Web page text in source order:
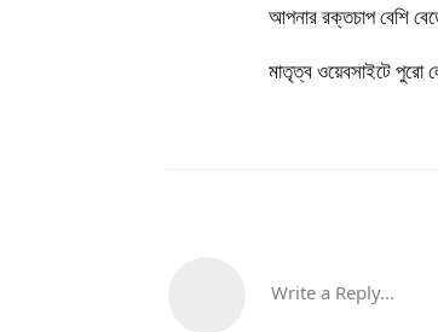
আপনার রক্তচাপ বেশি
মাতৃত্ব ওয়েবসাইটে পুরো
Write a Reply...